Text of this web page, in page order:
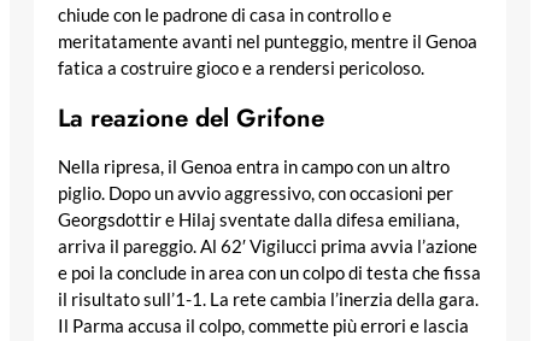
chiude con le padrone di casa in controllo e
meritatamente avanti nel punteggio, mentre il Genoa
fatica a costruire gioco e a rendersi pericoloso.
La reazione del Grifone
Nella ripresa, il Genoa entra in campo con un altro
piglio. Dopo un avvio aggressivo, con occasioni per
Georgsdottir e Hilaj sventate dalla difesa emiliana,
arriva il pareggio. Al 62′ Vigilucci prima avvia l’azione
e poi la conclude in area con un colpo di testa che fissa
il risultato sull’1-1. La rete cambia l’inerzia della gara.
Il Parma accusa il colpo, commette più errori e lascia